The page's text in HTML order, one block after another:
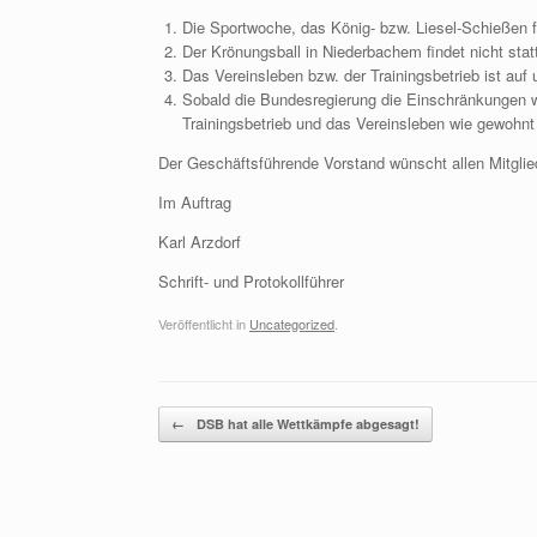
Die Sportwoche, das König- bzw. Liesel-Schießen
Der Krönungsball in Niederbachem findet nicht
Das Vereinsleben bzw. der Trainingsbetrieb ist
Sobald die Bundesregierung die Einschränkungen
Trainingsbetrieb und das Vereinsleben wie
Der Geschäftsführende Vorstand wünscht allen
Im Auftrag
Karl Arzdorf
Schrift- und Protokollführer
Veröffentlicht in Uncategorized
Beitragsnavigation
← DSB hat alle Wettkämpfe abgesagt!